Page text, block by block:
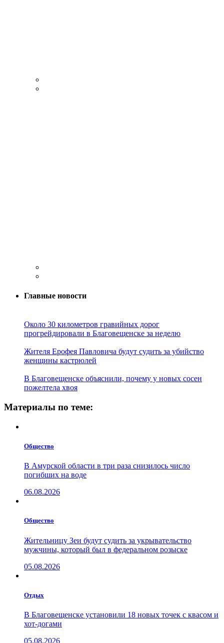
Главные новости
Около 30 километров гравийных дорог
прогрейдировали в Благовещенске за неделю
Жителя Ерофея Павловича будут судить за убийство
женщины кастрюлей
В Благовещенске объяснили, почему у новых сосен
пожелтела хвоя
Материалы по теме:
Общество
В Амурской области в три раза снизилось число
погибших на воде
06.08.2026
Общество
Жительницу Зеи будут судить за укрывательство
мужчины, который был в федеральном розыске
05.08.2026
Отдых
В Благовещенске установили 18 новых точек с квасом и
хот-догами
05.08.2026